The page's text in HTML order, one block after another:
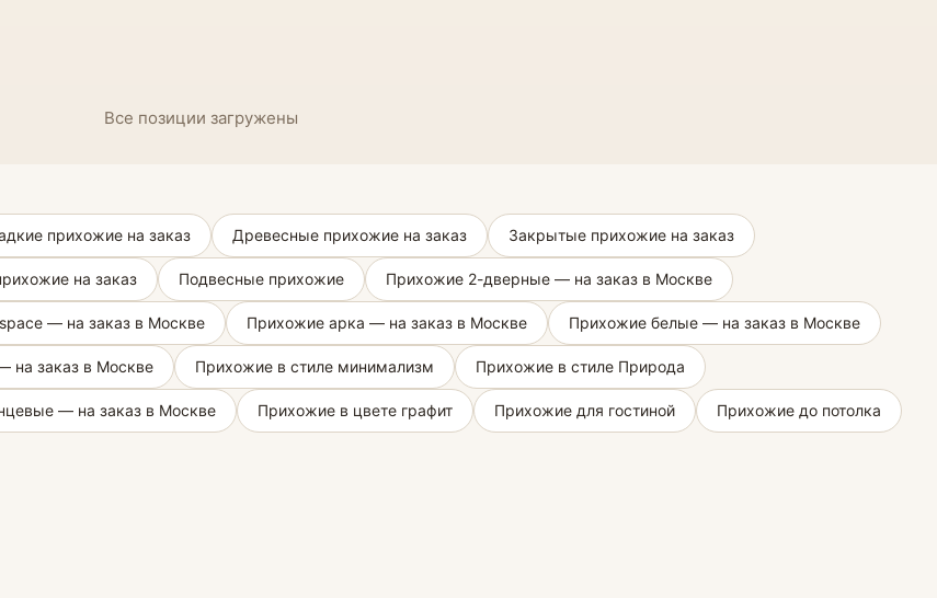
Все позиции загружены
прихожие на заказ Древесные прихожие на заказ Закрытые прихожие на заказ
на заказ Подвесные прихожие Прихожие 2-дверные — на заказ в Москве
— на заказ в Москве Прихожие арка — на заказ в Москве Прихожие белые — на заказ в Москве
на заказ в Москве Прихожие в стиле минимализм Прихожие в стиле Природа
— на заказ в Москве Прихожие в цвете графит Прихожие для гостиной Прихожие до потолка